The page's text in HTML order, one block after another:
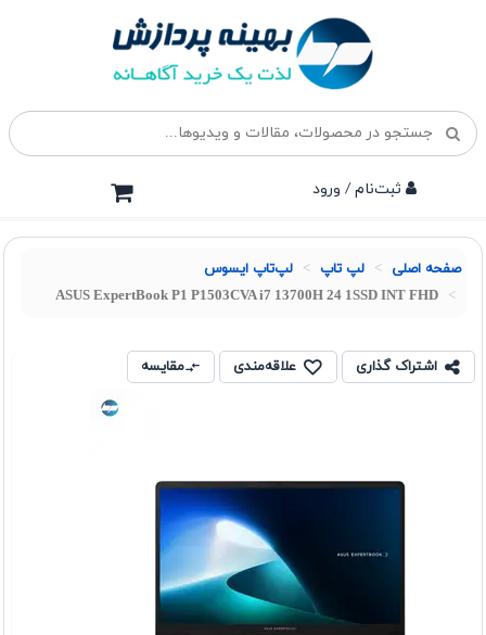
ثبت‌نام / ورود
صفحه اصلی لپ تاپ لپ‌تاپ ایسوس
ASUS ExpertBook P1 P1503CVA i7 13700H 24 1SSD INT FHD
اشتراک گذاری علاقه‌مندی مقایسه